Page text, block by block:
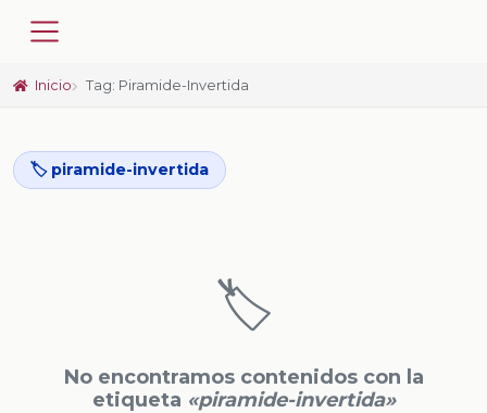
Inicio Tag: Piramide-Invertida
🏷️ piramide-invertida
🏷️
No encontramos contenidos con la
etiqueta «piramide-invertida»